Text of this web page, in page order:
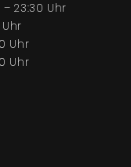
23:30 Uhr
Uhr
Uhr
Uhr